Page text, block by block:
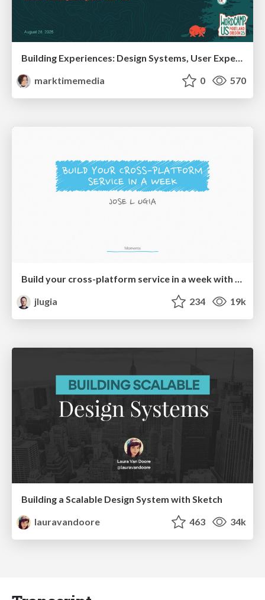
Building Experiences: Design Systems, User Experience, and Full Site Editing
marktimemedia
0 570
jlugia
234 19k
Building a Scalable Design System with Sketch
lauravandoore
463 34k